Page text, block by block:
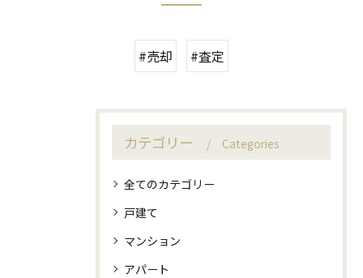
#売却 #査定
カテゴリー Categories
全てのカテゴリー
戸建て
マンション
アパート